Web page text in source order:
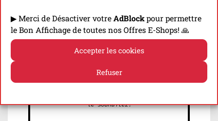
▶ Merci de Désactiver votreAdBlockpour permettre
le Bon Affichage de toutes nos Offres E-Shops! 🙏
Accepter les cookies
Refuser
Dernières Infos (Sorties, Tests...)!
le souhaitez!